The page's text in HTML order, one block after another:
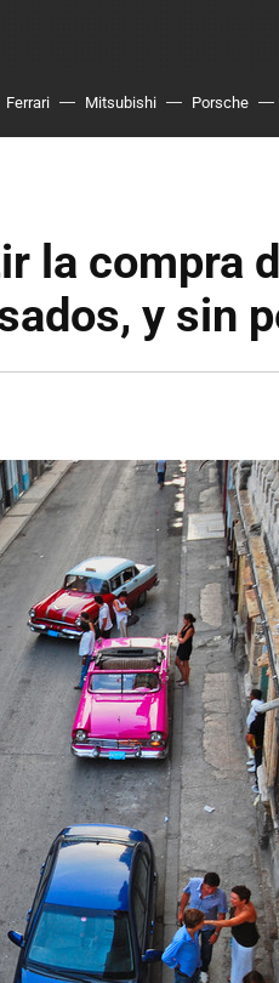
Ferrari Mitsubishi Porsche
la compra
y sin